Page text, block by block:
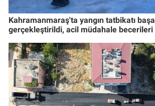
Kahramanmaraş'ta yangın tatbikatı
gerçekleştirildi, acil müdahale